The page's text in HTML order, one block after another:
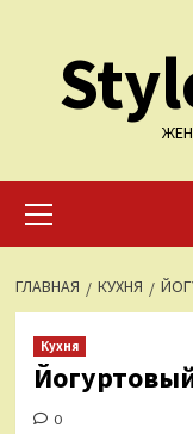
содержимому
меню
ГЛАВНАЯ КУХНЯ
Кухня
0